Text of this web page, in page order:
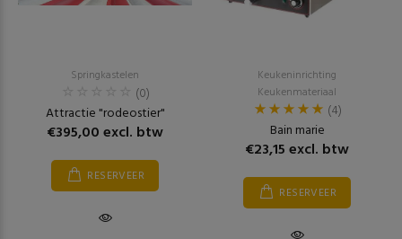
Springkastelen
(0)
Attractie "rodeostier"
€395,00 excl. btw
RESERVEER
Keukeninrichting
Keukenmateriaal
(4)
Bain marie
€23,15 excl. btw
RESERVEER